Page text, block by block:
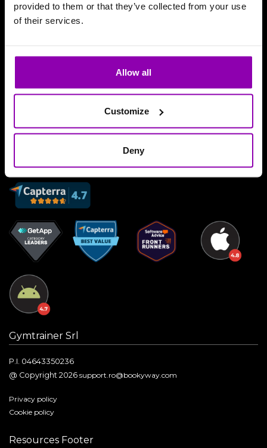
provided to them or that they’ve collected from your use
of their services.
Allow all
Customize
Deny
Recenzii și aprecieri
Gymtrainer Srl
P.I. 04643350236
@ Copyright 2026 support.ro@bookyway.com
Privacy policy
Cookie policy
Resources Footer